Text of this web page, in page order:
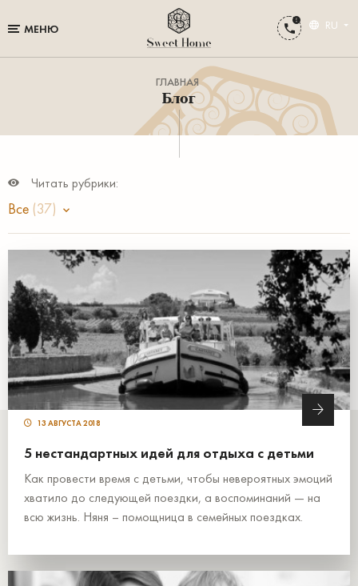
МЕНЮ RU
ГЛАВНАЯ
Блог
Читать рубрики:
Все (37)
13 АВГУСТА 2018
5 нестандартных идей для отдыха с детьми
Как провести время с детьми, чтобы невероятных эмоций
хватило до следующей поездки, а воспоминаний — на
всю жизнь. Няня – помощница в семейных поездках.